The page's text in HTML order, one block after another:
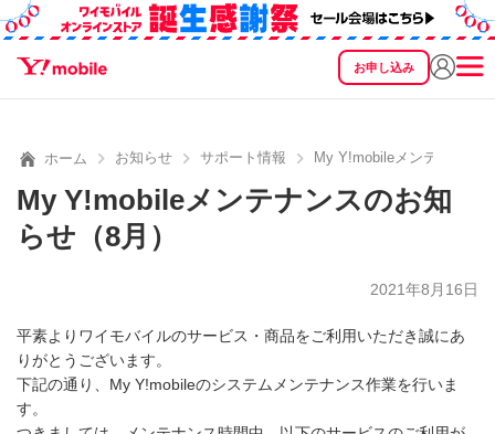
お申し込み
SEARCH
ホーム お知らせ サポート情報 My Y!mobileメンテナンス
My Y!mobileメンテナンスのお知
らせ（8月）
2021年8月16日
平素よりワイモバイルのサービス・商品をご利用いただき誠にあ
りがとうございます。
下記の通り、My Y!mobileのシステムメンテナンス作業を行いま
す。